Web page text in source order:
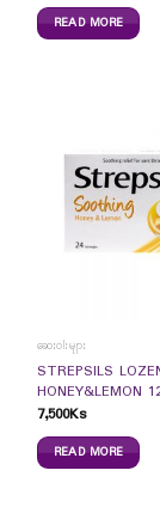
READ MORE
ဆေးဝါးများ
STREPSILS
HONEY&LEMON
7,500Ks
READ MORE